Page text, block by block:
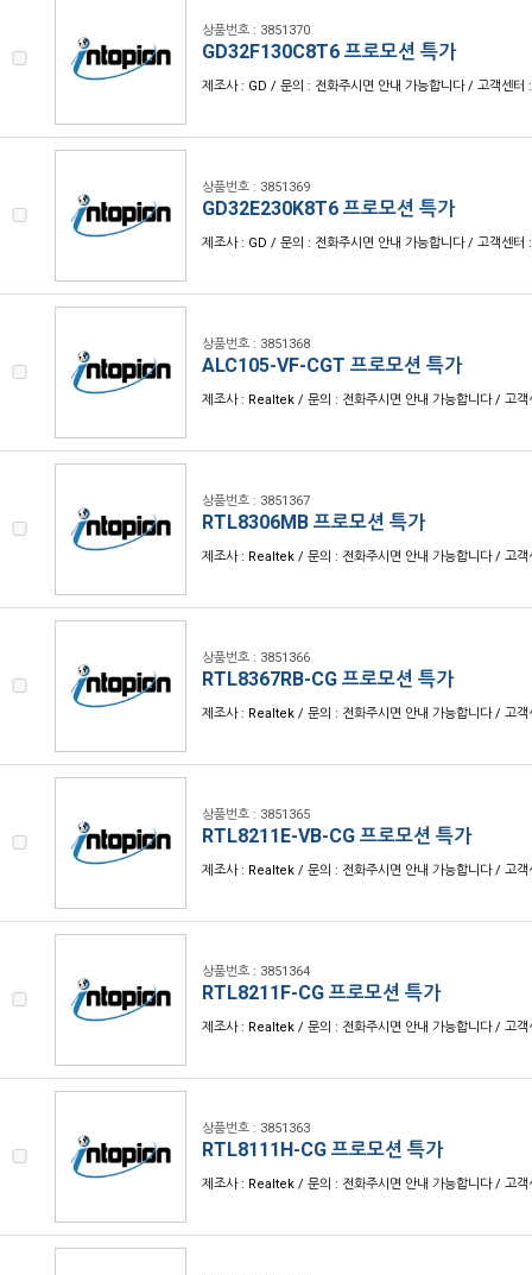
상품번호 : 3851370
GD32F130C8T6 프로모션 특가
제조사 : GD / 문의 : 전화주시면 안내 가능합니다 / 고객센터
상품번호 : 3851369
GD32E230K8T6 프로모션 특가
제조사 : GD / 문의 : 전화주시면 안내 가능합니다 / 고객센터
상품번호 : 3851368
ALC105-VF-CGT 프로모션 특가
제조사 : Realtek / 문의 : 전화주시면 안내 가능합니다 / 고
상품번호 : 3851367
RTL8306MB 프로모션 특가
제조사 : Realtek / 문의 : 전화주시면 안내 가능합니다 / 고
상품번호 : 3851366
RTL8367RB-CG 프로모션 특가
제조사 : Realtek / 문의 : 전화주시면 안내 가능합니다 / 고
상품번호 : 3851365
RTL8211E-VB-CG 프로모션 특가
제조사 : Realtek / 문의 : 전화주시면 안내 가능합니다 / 고
상품번호 : 3851364
RTL8211F-CG 프로모션 특가
제조사 : Realtek / 문의 : 전화주시면 안내 가능합니다 / 고
상품번호 : 3851363
RTL8111H-CG 프로모션 특가
제조사 : Realtek / 문의 : 전화주시면 안내 가능합니다 / 고